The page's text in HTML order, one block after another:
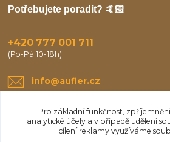
Potřebujete poradit? 🤙🏻
+420 777 001 711
(Po-Pá 10-18h)
info@aufler.cz
Pro základní funkčnost,
analytické účely a v případě udělení
cílení reklamy využíváme